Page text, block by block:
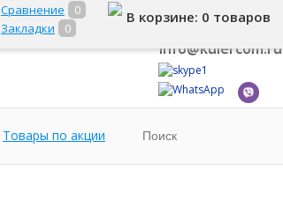
Сравнение
0
Закладки
0
В корзине: 0 товаров
8 800 500-345-1
info@kulercom.ru
Товары по акции